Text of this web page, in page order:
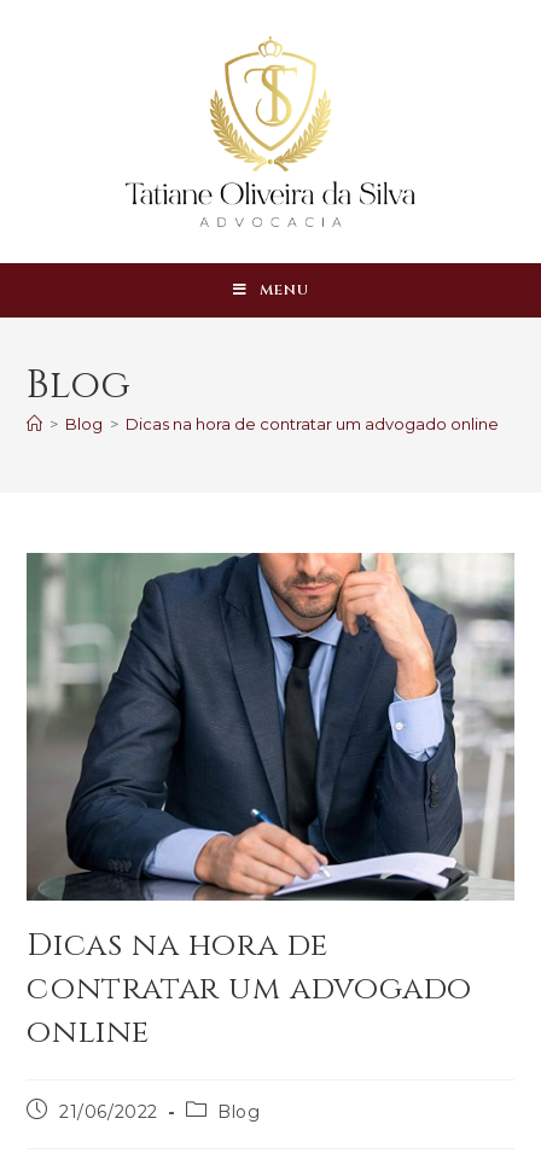
MENU
Blog
> Blog > Dicas na hora de contratar um advogado online
Dicas na hora de
contratar um advogado
online
21/06/2022 Blog